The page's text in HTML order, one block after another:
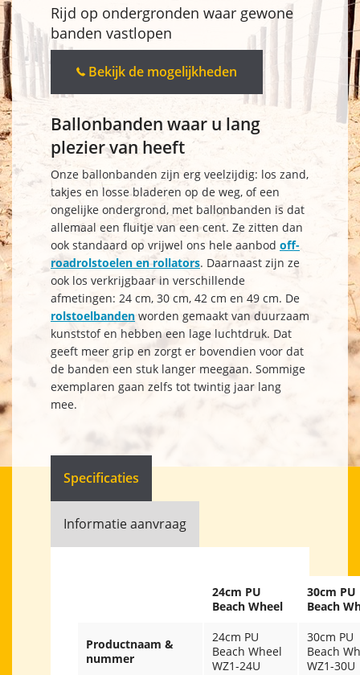
Rijd op ondergronden waar gewone
banden vastlopen
Bekijk de mogelijkheden
Ballonbanden waar u lang
plezier van heeft
Onze ballonbanden zijn erg veelzijdig: los zand,
takjes en losse bladeren op de weg, of een
ongelijke ondergrond, met ballonbanden is dat
allemaal een fluitje van een cent. Ze zitten dan
ook standaard op vrijwel ons hele aanbod off-
roadrolstoelen en rollators. Daarnaast zijn ze
ook los verkrijgbaar in verschillende
afmetingen: 24 cm, 30 cm, 42 cm en 49 cm. De
rolstoelbanden worden gemaakt van duurzaam
kunststof en hebben een lage luchtdruk. Dat
geeft meer grip en zorgt er bovendien voor dat
de banden een stuk langer meegaan. Sommige
exemplaren gaan zelfs tot twintig jaar lang
mee.
Specificaties
Informatie aanvraag
24cm PU
Beach Wheel
30cm PU
Beach
Productnaam &
nummer
24cm PU
Beach Wheel
WZ1-24U
30cm PU
Beach
WZ1-30U